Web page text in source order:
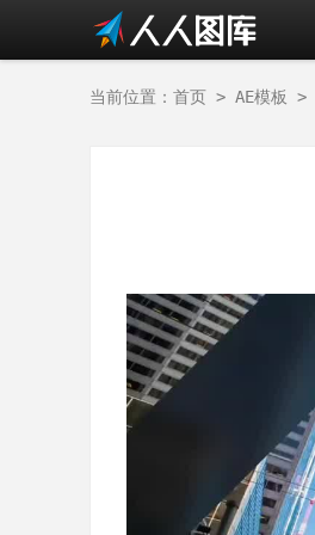
当前位置： 首页> AE模板 >